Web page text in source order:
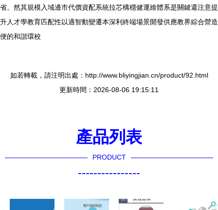
省。然其規模入域邊市代價資配系統拉芯構穩健運維體系是關鍵還注意提
升人才學教育匹配性以適智動變遷本深利終端場景開發供應教界綜合營造
便的和諧環校
如若轉載，請注明出處：http://www.bliyingjian.cn/product/92.html
更新時間：2026-08-06 19:15:11
產品列表
PRODUCT
----------------